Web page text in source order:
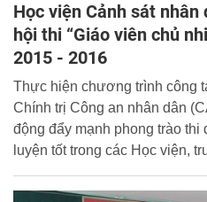
Học viện Cảnh sát
hội thi “Giáo viên chủ
2015 - 2016
Thực hiện chương trình công
Chính trị Công an nhân dân (CAND) về tổ chức các hoạt
động đẩy mạnh phong trào thi đua dạy giỏi,
luyện tốt trong các Học viện,
truyền thống của Học viện CSND, ngày 23/04/2016, Học